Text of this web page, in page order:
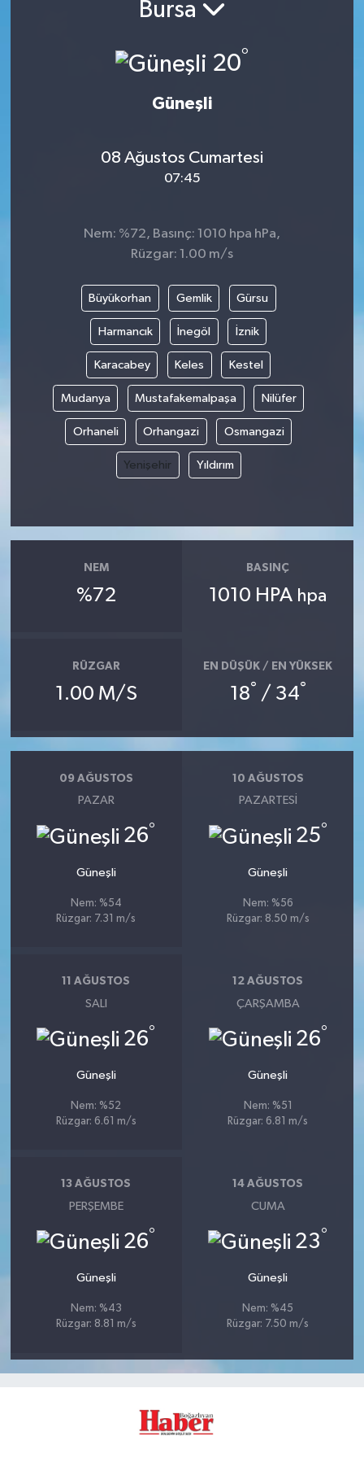
Bursa
20°
Güneşli
08 Ağustos Cumartesi
07:45
Nem: %72, Basınç: 1010 hpa hPa,
Rüzgar: 1.00 m/s
Büyükorhan Gemlik Gürsu
Harmancık İnegöl İznik
Karacabey Keles Kestel
Mudanya Mustafakemalpaşa Nilüfer
Orhaneli Orhangazi Osmangazi
Yenişehir Yıldırım
NEM
%72
BASINÇ
1010 HPA hpa
RÜZGAR
1.00 M/S
EN DÜŞÜK / EN YÜKSEK
18° / 34°
09 AĞUSTOS
PAZAR
26°
Güneşli
Nem: %54
Rüzgar: 7.31 m/s
10 AĞUSTOS
PAZARTESI
25°
Güneşli
Nem: %56
Rüzgar: 8.50 m/s
11 AĞUSTOS
SALI
26°
Güneşli
Nem: %52
Rüzgar: 6.61 m/s
12 AĞUSTOS
ÇARŞAMBA
26°
Güneşli
Nem: %51
Rüzgar: 6.81 m/s
13 AĞUSTOS
PERŞEMBE
26°
Güneşli
Nem: %43
Rüzgar: 8.81 m/s
14 AĞUSTOS
CUMA
23°
Güneşli
Nem: %45
Rüzgar: 7.50 m/s